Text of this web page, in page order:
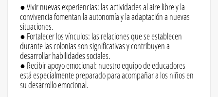
● Vivir nuevas experiencias: las actividades al aire libre y la
convivencia fomentan la autonomía y la adaptación a nuevas
situaciones.
● Fortalecer los vínculos: las relaciones que se establecen
durante las colonias son significativas y contribuyen a
desarrollar habilidades sociales.
● Recibir apoyo emocional: nuestro equipo de educadores
está especialmente preparado para acompañar a los niños en
su desarrollo emocional.